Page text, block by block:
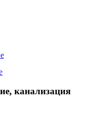
канализация